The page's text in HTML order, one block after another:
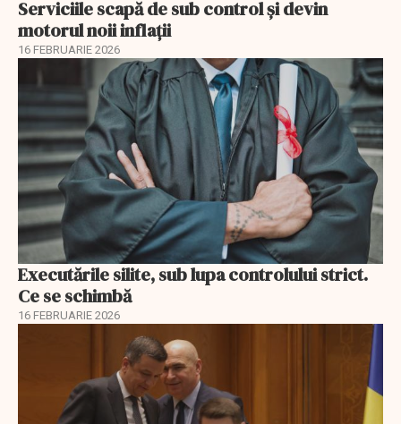
Serviciile scapă de sub control și devin
motorul noii inflații
16 FEBRUARIE 2026
Executările silite, sub lupa controlului strict.
Ce se schimbă
16 FEBRUARIE 2026